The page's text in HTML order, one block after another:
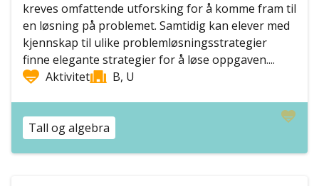
kreves omfattende utforsking for å komme fram til
en løsning på problemet. Samtidig kan elever med
kjennskap til ulike problemløsningsstrategier
finne elegante strategier for å løse oppgaven....
Aktivitet
B, U
Tall og algebra